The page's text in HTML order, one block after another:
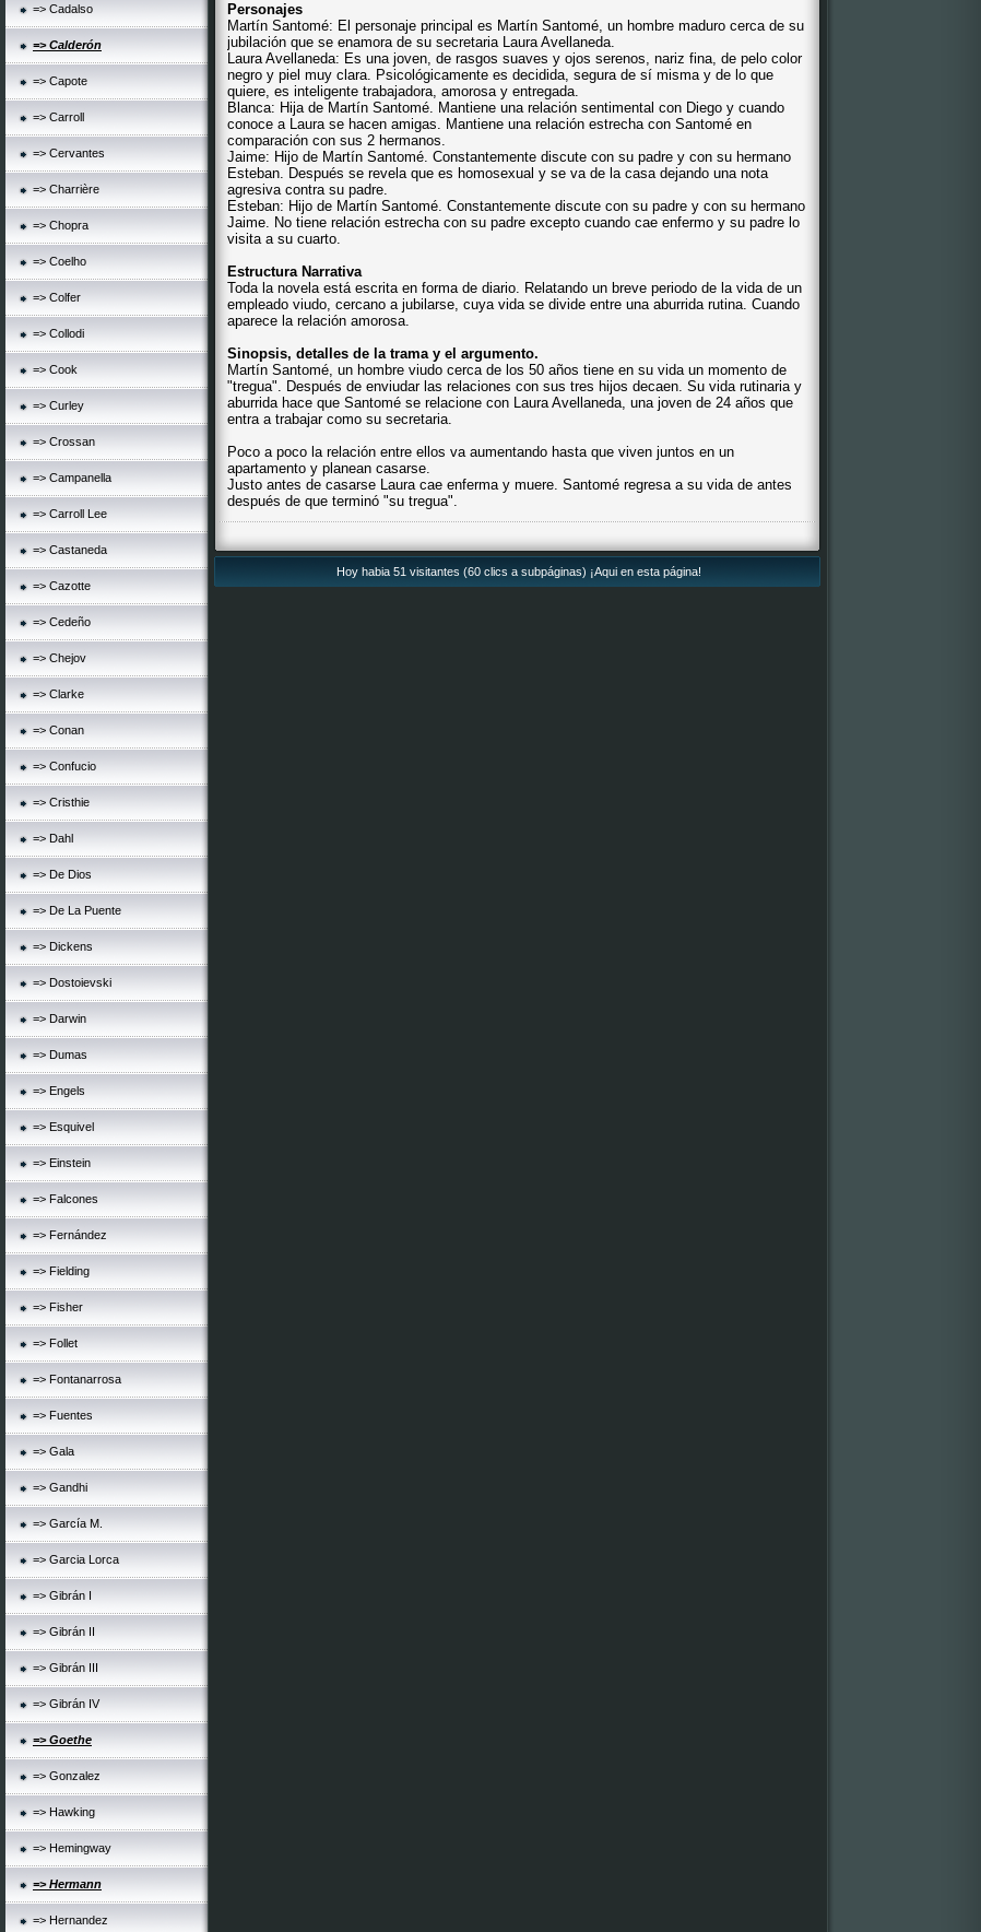
=> Cadalso
=> Calderón
=> Capote
=> Carroll
=> Cervantes
=> Charrière
=> Chopra
=> Coelho
=> Colfer
=> Collodi
=> Cook
=> Curley
=> Crossan
=> Campanella
=> Carroll Lee
=> Castaneda
=> Cazotte
=> Cedeño
=> Chejov
=> Clarke
=> Conan
=> Confucio
=> Cristhie
=> Dahl
=> De Dios
=> De La Puente
=> Dickens
=> Dostoievski
=> Darwin
=> Dumas
=> Engels
=> Esquivel
=> Einstein
=> Falcones
=> Fernández
=> Fielding
=> Fisher
=> Follet
=> Fontanarrosa
=> Fuentes
=> Gala
=> Gandhi
=> García M.
=> Garcia Lorca
=> Gibrán I
=> Gibrán II
=> Gibrán III
=> Gibrán IV
=> Goethe
=> Gonzalez
=> Hawking
=> Hemingway
=> Hermann
=> Hernandez
Personajes
Martín Santomé: El personaje principal es Martín Santomé, un hombre maduro cerca de su
jubilación que se enamora de su secretaria Laura Avellaneda.
Laura Avellaneda: Es una joven, de rasgos suaves y ojos serenos, nariz fina, de pelo color
negro y piel muy clara. Psicológicamente es decidida, segura de sí misma y de lo que
quiere, es inteligente trabajadora, amorosa y entregada.
Blanca: Hija de Martín Santomé. Mantiene una relación sentimental con Diego y cuando
conoce a Laura se hacen amigas. Mantiene una relación estrecha con Santomé en
comparación con sus 2 hermanos.
Jaime: Hijo de Martín Santomé. Constantemente discute con su padre y con su hermano
Esteban. Después se revela que es homosexual y se va de la casa dejando una nota
agresiva contra su padre.
Esteban: Hijo de Martín Santomé. Constantemente discute con su padre y con su hermano
Jaime. No tiene relación estrecha con su padre excepto cuando cae enfermo y su padre lo
visita a su cuarto.
Estructura Narrativa
Toda la novela está escrita en forma de diario. Relatando un breve periodo de la vida de un
empleado viudo, cercano a jubilarse, cuya vida se divide entre una aburrida rutina. Cuando
aparece la relación amorosa.
Sinopsis, detalles de la trama y el argumento.
Martín Santomé, un hombre viudo cerca de los 50 años tiene en su vida un momento de
"tregua". Después de enviudar las relaciones con sus tres hijos decaen. Su vida rutinaria y
aburrida hace que Santomé se relacione con Laura Avellaneda, una joven de 24 años que
entra a trabajar como su secretaria.
Poco a poco la relación entre ellos va aumentando hasta que viven juntos en un
apartamento y planean casarse.
Justo antes de casarse Laura cae enferma y muere. Santomé regresa a su vida de antes
después de que terminó "su tregua".
Hoy habia 51 visitantes (60 clics a subpáginas) ¡Aqui en esta página!